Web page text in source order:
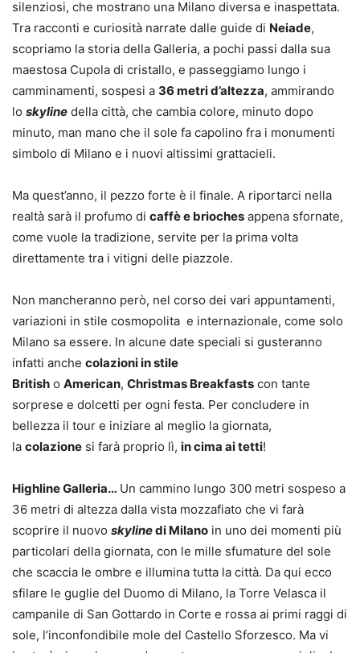
silenziosi, che mostrano una Milano diversa e inaspettata.
Tra racconti e curiosità narrate dalle guide di Neiade,
scopriamo la storia della Galleria, a pochi passi dalla sua
maestosa Cupola di cristallo, e passeggiamo lungo i
camminamenti, sospesi a 36 metri d’altezza, ammirando
lo skyline della città, che cambia colore, minuto dopo
minuto, man mano che il sole fa capolino fra i monumenti
simbolo di Milano e i nuovi altissimi grattacieli.
Ma quest’anno, il pezzo forte è il finale. A riportarci nella
realtà sarà il profumo di caffè e brioches appena sfornate,
come vuole la tradizione, servite per la prima volta
direttamente tra i vitigni delle piazzole.
Non mancheranno però, nel corso dei vari appuntamenti,
variazioni in stile cosmopolita e internazionale, come solo
Milano sa essere. In alcune date speciali si gusteranno
infatti anche colazioni in stile
British o American, Christmas Breakfasts con tante
sorprese e dolcetti per ogni festa. Per concludere in
bellezza il tour e iniziare al meglio la giornata,
la colazione si farà proprio lì, in cima ai tetti!
Highline Galleria… Un cammino lungo 300 metri sospeso a
36 metri di altezza dalla vista mozzafiato che vi farà
scoprire il nuovo skylinedi Milano in uno dei momenti più
particolari della giornata, con le mille sfumature del sole
che scaccia le ombre e illumina tutta la città. Da qui ecco
sfilare le guglie del Duomo di Milano, la Torre Velasca il
campanile di San Gottardo in Corte e rossa ai primi raggi di
sole, l’inconfondibile mole del Castello Sforzesco. Ma vi